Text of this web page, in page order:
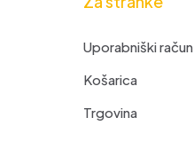
Uporabniški račun
Košarica
Trgovina